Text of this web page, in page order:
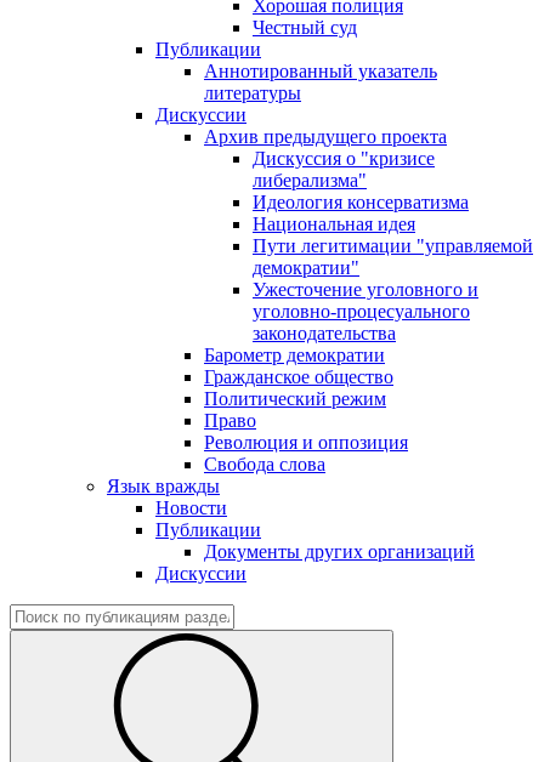
Хорошая полиция
Честный суд
Публикации
Аннотированный указатель
литературы
Дискуссии
Архив предыдущего проекта
Дискуссия о "кризисе
либерализма"
Идеология консерватизма
Национальная идея
Пути легитимации "управляемой
демократии"
Ужесточение уголовного и
уголовно-процесуального
законодательства
Барометр демократии
Гражданское общество
Политический режим
Право
Революция и оппозиция
Свобода слова
Язык вражды
Новости
Публикации
Документы других организаций
Дискуссии